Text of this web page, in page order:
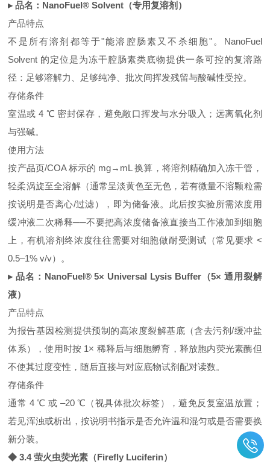
▸ 品名：NanoFuel® Solvent（专用复溶剂）
产品特点
不是所有溶剂都等于"能溶腔肠素又不杀细胞"。NanoFuel
Solvent 的定位是为冻干腔肠素类底物提供一条可控的复溶路
径：足够溶解力、足够纯净、批次间挥发残留与酸碱性受控。
存储条件
室温或 4 ℃ 密封保存，避免敞口挥发与水分吸入；远离氧化剂
与强碱。
使用方法
按产品页/COA 标示的 mg→mL 换算，将溶剂精确加入冻干管，
轻柔涡旋至全溶解（通常呈淡黄色至无色，若有微量不溶颗粒需
按说明是否离心/过滤），即为储备液。此后按实验所需浓度用
缓冲液二次稀释──不要把高浓度储备液直接当工作液加到细胞
上，有机溶剂终浓度往往需要对细胞做耐受测试（常见要求 <
0.5–1% v/v）。
▸ 品名：NanoFuel® 5× Universal Lysis Buffer（5× 通用裂解
液）
产品特点
为报告基因检测提供预制的高浓度裂解基底（含去污剂/缓冲盐
体系），使用时按 1× 稀释后与细胞孵育，释放胞内荧光素酶但
不使其过度变性，随后直接与对应底物试剂配对读数。
存储条件
通常 4 ℃ 或 –20 ℃（视具体批次标签），避免反复室温放置；
若见浑浊或析出，按说明书指示是否允许温和混匀或是否需要换
新分装。
◆ 3.4 萤火虫荧光素（Firefly Luciferin）